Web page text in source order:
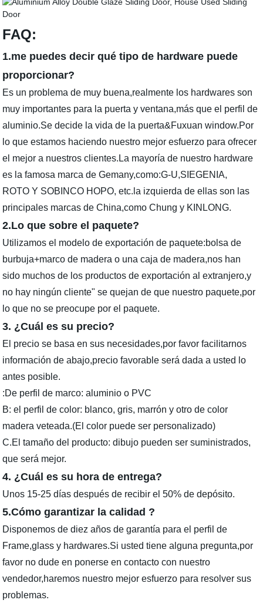
FAQ:
1.me puedes decir qué tipo de hardware puede
proporcionar?
Es un problema de muy buena,realmente los hardwares son
muy importantes para la puerta y ventana,más que el perfil de
aluminio.Se decide la vida de la puerta&Fuxuan window.Por
lo que estamos haciendo nuestro mejor esfuerzo para ofrecer
el mejor a nuestros clientes.La mayoría de nuestro hardware
es la famosa marca de Gemany,como:G-U,SIEGENIA,
ROTO Y SOBINCO HOPO, etc.la izquierda de ellas son las
principales marcas de China,como Chung y KINLONG.
2.Lo que sobre el paquete?
Utilizamos el modelo de exportación de paquete:bolsa de
burbuja+marco de madera o una caja de madera,nos han
sido muchos de los productos de exportación al extranjero,y
no hay ningún cliente" se quejan de que nuestro paquete,por
lo que no se preocupe por el paquete.
3. ¿Cuál es su precio?
El precio se basa en sus necesidades,por favor facilitarnos
información de abajo,precio favorable será dada a usted lo
antes posible.
:De perfil de marco: aluminio o PVC
B: el perfil de color: blanco, gris, marrón y otro de color
madera veteada.(El color puede ser personalizado)
C.El tamaño del producto: dibujo pueden ser suministrados,
que será mejor.
4. ¿Cuál es su hora de entrega?
Unos 15-25 días después de recibir el 50% de depósito.
5.Cómo garantizar la calidad ?
Disponemos de diez años de garantía para el perfil de
Frame,glass y hardwares.Si usted tiene alguna pregunta,por
favor no dude en ponerse en contacto con nuestro
vendedor,haremos nuestro mejor esfuerzo para resolver sus
problemas.